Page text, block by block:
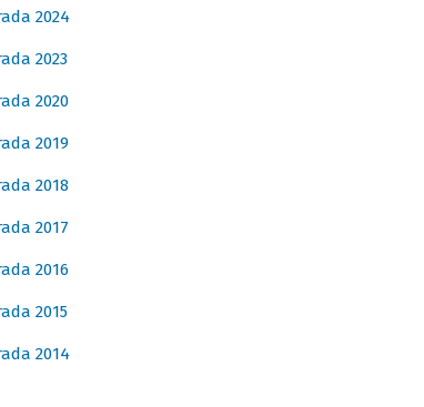
2024
2023
2020
2019
2018
2017
2016
2015
2014